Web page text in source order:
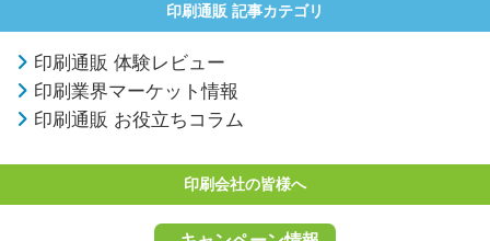
印刷通販 記事カテゴリ
印刷通販 体験レビュー
印刷業界マーケット情報
印刷通販 お役立ちコラム
印刷会社の皆様へ